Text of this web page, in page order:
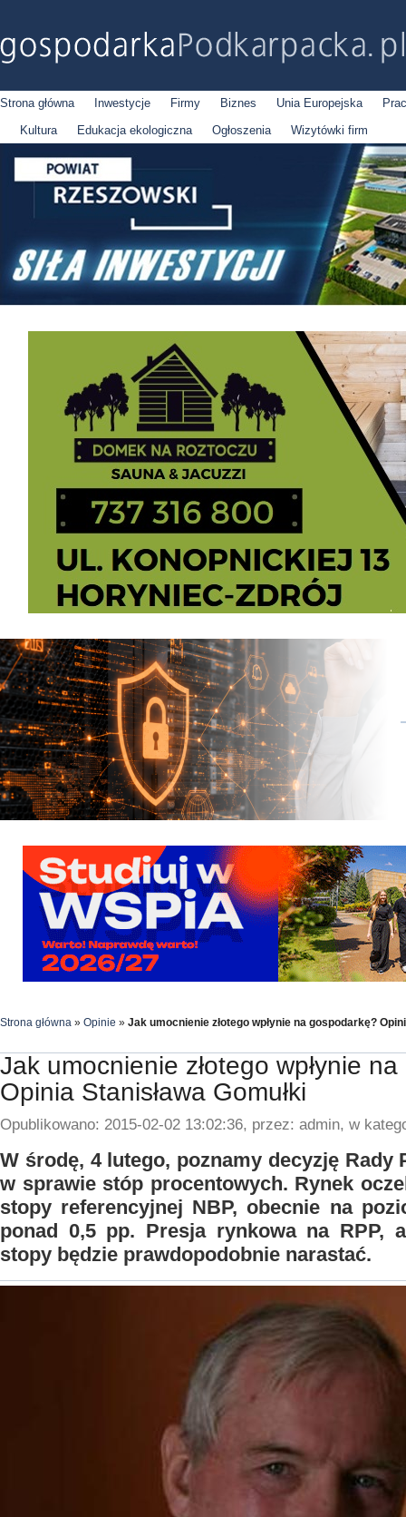
Strona główna Inwestycje Firmy Biznes Unia Europejska
Kultura
Edukacja ekologiczna Ogłoszenia Wizytówki firm
Strona główna » Opinie » Jak umocnienie złotego wpłynie na gospodarkę?
Jak umocnienie złotego wpłynie
Opinia Stanisława Gomułki
Opublikowano: 2015-02-02 13:02:36, przez: admin, w
W środę, 4 lutego, poznamy decyzję Rady
w sprawie stóp procentowych. Rynek
stopy referencyjnej NBP, obecnie na
ponad 0,5 pp. Presja rynkowa na RPP,
stopy będzie prawdopodobnie narastać.